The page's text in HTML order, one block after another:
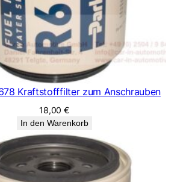
Kraftstofffilter zum Anschrauben
18,00€
In den Warenkorb